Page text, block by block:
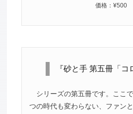
価格：¥500
『砂と手 第五冊「コ
シリーズの第五冊です。ここ
つの時代も変わらない、ファン